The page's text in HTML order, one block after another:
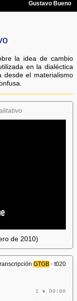
la idea de cambio
en la dialéctica
desde el materialismo
de 2010)
GTGB ⋅ t020
1 ❦ 00:00